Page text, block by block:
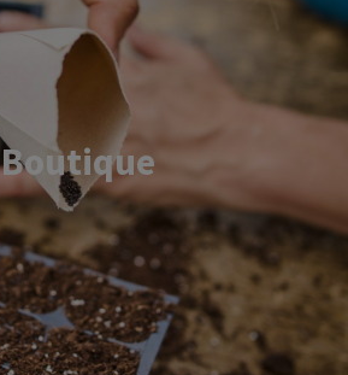
Boutique